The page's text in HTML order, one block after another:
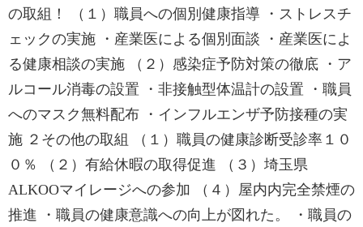
の取組！ （１）職員への個別健康指導 ・ストレスチ
ェックの実施 ・産業医による個別面談 ・産業医によ
る健康相談の実施 （２）感染症予防対策の徹底 ・ア
ルコール消毒の設置 ・非接触型体温計の設置 ・職員
へのマスク無料配布 ・インフルエンザ予防接種の実
施 ２その他の取組 （１）職員の健康診断受診率１０
０％ （２）有給休暇の取得促進 （３）埼玉県
ALKOOマイレージへの参加 （４）屋内内完全禁煙の
推進 ・職員の健康意識への向上が図れた。 ・職員の